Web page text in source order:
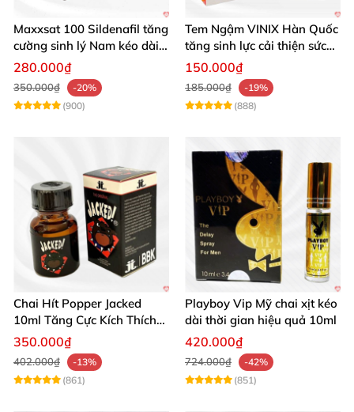
Maxxsat 100 Sildenafil tăng
cường sinh lý Nam kéo dài
hiệu quả
280.000₫
350.000₫
-20%
(900)
Tem Ngậm VINIX Hàn Quốc
tăng sinh lực cải thiện sức
khỏe phái mạnh
150.000₫
185.000₫
-19%
(888)
Chai Hít Popper Jacked
10ml Tăng Cực Kích Thích
Mạnh Mẽ
350.000₫
402.000₫
-13%
(861)
Playboy Vip Mỹ chai xịt kéo
dài thời gian hiệu quả 10ml
420.000₫
724.000₫
-42%
(851)